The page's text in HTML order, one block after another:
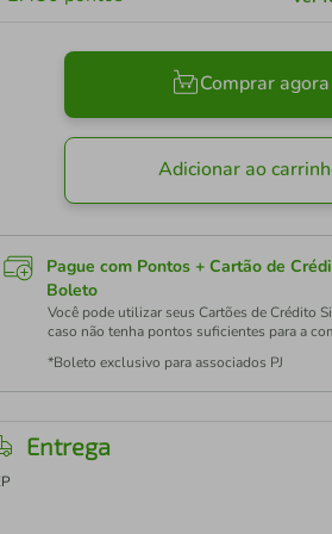
Comprar agora
Adicionar ao
Pague com Pontos + Cartão de
Boleto
Você pode utilizar seus Cartões de Crédito
caso não tenha pontos suficientes para a
*Boleto exclusivo para associados PJ
Entrega